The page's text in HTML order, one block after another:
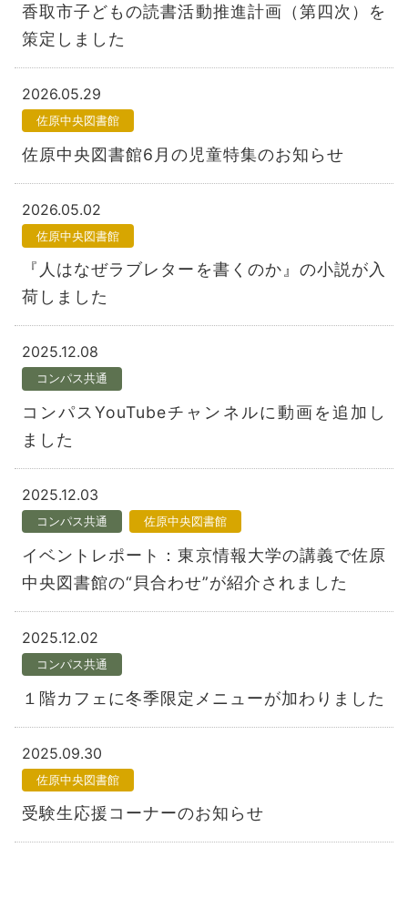
香取市子どもの読書活動推進計画（第四次）を
策定しました
2026.05.29
佐原中央図書館
佐原中央図書館6月の児童特集のお知らせ
2026.05.02
佐原中央図書館
『人はなぜラブレターを書くのか』の小説が入
荷しました
2025.12.08
コンパス共通
コンパスYouTubeチャンネルに動画を追加し
ました
2025.12.03
コンパス共通 佐原中央図書館
イベントレポート：東京情報大学の講義で佐原
中央図書館の“貝合わせ”が紹介されました
2025.12.02
コンパス共通
１階カフェに冬季限定メニューが加わりました
2025.09.30
佐原中央図書館
受験生応援コーナーのお知らせ